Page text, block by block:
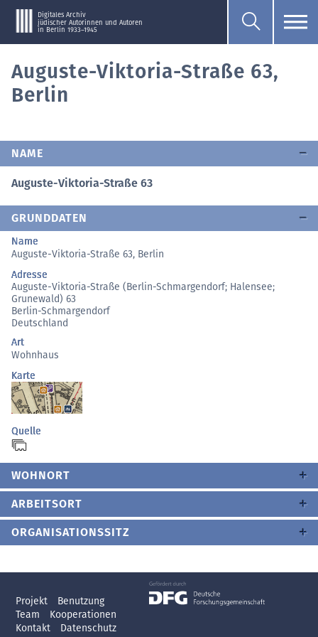
Digitales Archiv
jüdischer Autorinnen und Autoren
in Berlin 1933–1945
Auguste-Viktoria-Straße 63,
Berlin
NAME
Auguste-Viktoria-Straße 63
GRUNDDATEN
Name
Auguste-Viktoria-Straße 63, Berlin
Adresse
Auguste-Viktoria-Straße (Berlin-Schmargendorf; Halensee;
Grunewald) 63
Berlin-Schmargendorf
Deutschland
Art
Wohnhaus
Karte
Quelle
WOHNORT
ARBEITSORT
ORGANISATIONSSITZ
Projekt
Benutzung
Team
Kooperationen
Kontakt
Datenschutz